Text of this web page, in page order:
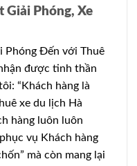
Giải Phóng, Xe
Phóng Đến với Thuê
được tinh thần
“Khách hàng là
xe du lịch Hà
hàng luôn luôn
vụ Khách hàng
mà còn mang lại